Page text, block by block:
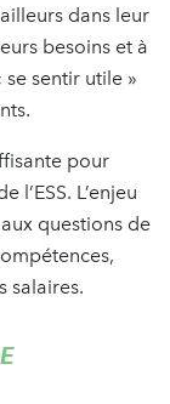
dans leur
besoins et à
se sentir utile »
pour
l’ESS. L’enjeu
questions de
salaires.